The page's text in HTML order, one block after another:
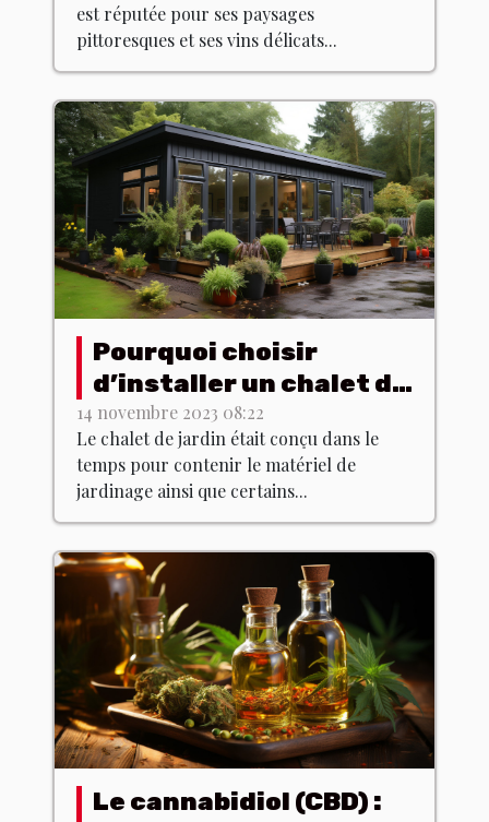
est réputée pour ses paysages
pittoresques et ses vins délicats...
Pourquoi choisir
d’installer un chalet de
jardin chez soi ?
14 novembre 2023 08:22
Le chalet de jardin était conçu dans le
temps pour contenir le matériel de
jardinage ainsi que certains...
Le cannabidiol (CBD) :